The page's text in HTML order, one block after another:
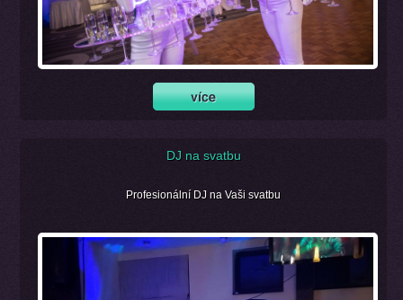
DJ na svatbu
Profesionální DJ na Vaši svatbu